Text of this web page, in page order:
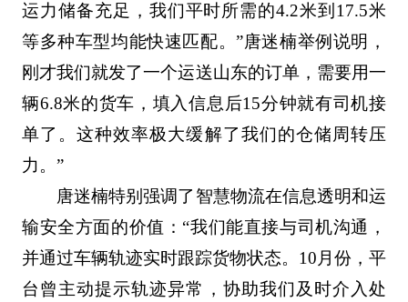
运力储备充足，我们平时所需的4.2米到17.5米
等多种车型均能快速匹配。”唐迷楠举例说明，
刚才我们就发了一个运送山东的订单，需要用一
辆6.8米的货车，填入信息后15分钟就有司机接
单了。这种效率极大缓解了我们的仓储周转压
力。”
唐迷楠特别强调了智慧物流在信息透明和运
输安全方面的价值：“我们能直接与司机沟通，
并通过车辆轨迹实时跟踪货物状态。10月份，平
台曾主动提示轨迹异常，协助我们及时介入处